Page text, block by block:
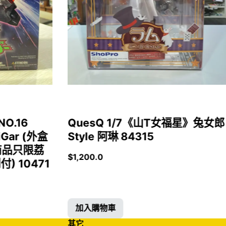
(外盒
只限荔
) 10471
QuesQ 1/7《山T女福星》兔女郎
Style 阿琳 84315
$1,200.0
加入購物車
其它